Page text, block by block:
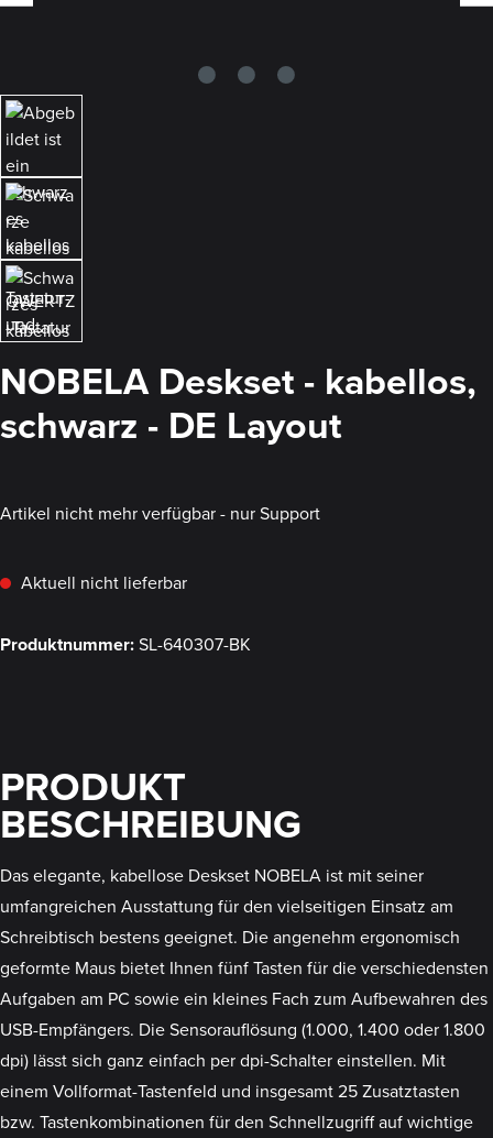
NOBELA Deskset - kabellos,
schwarz - DE Layout
Artikel nicht mehr verfügbar - nur Support
Aktuell nicht lieferbar
Produktnummer:SL-640307-BK
PRODUKT
BESCHREIBUNG
Das elegante, kabellose Deskset NOBELA ist mit seiner
umfangreichen Ausstattung für den vielseitigen Einsatz am
Schreibtisch bestens geeignet. Die angenehm ergonomisch
geformte Maus bietet Ihnen fünf Tasten für die verschiedensten
Aufgaben am PC sowie ein kleines Fach zum Aufbewahren des
USB-Empfängers. Die Sensorauflösung (1.000, 1.400 oder 1.800
dpi) lässt sich ganz einfach per dpi-Schalter einstellen. Mit
einem Vollformat-Tastenfeld und insgesamt 25 Zusatztasten
bzw. Tastenkombinationen für den Schnellzugriff auf wichtige